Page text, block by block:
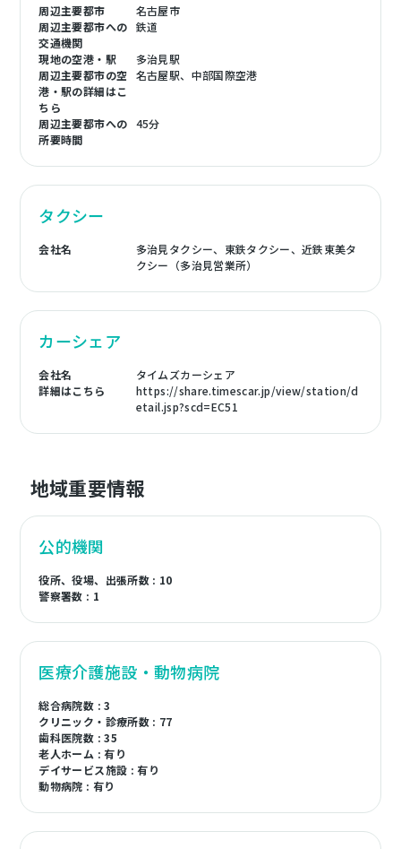
周辺主要都市
名古屋市
周辺主要都市への
交通機関
鉄道
現地の空港・駅
多治見駅
周辺主要都市の空
港・駅の詳細はこ
ちら
名古屋駅、中部国際空港
周辺主要都市への
所要時間
45分
タクシー
会社名
多治見タクシー、東鉄タクシー、近鉄東美タ
クシー（多治見営業所）
カーシェア
会社名
タイムズカーシェア
詳細はこちら
https://share.timescar.jp/view/station/d
etail.jsp?scd=EC51
地域重要情報
公的機関
役所、役場、出張所数 : 10
警察署数 : 1
医療介護施設・動物病院
総合病院数 : 3
クリニック・診療所数 : 77
歯科医院数 : 35
老人ホーム : 有り
デイサービス施設 : 有り
動物病院 : 有り